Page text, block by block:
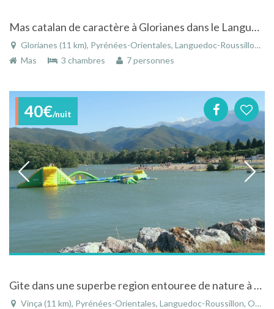
Mas catalan de caractère à Glorianes dans le Languedoc-Roussillon
Glorianes (11 km), Pyrénées-Orientales, Languedoc-Roussillon, Occitanie, France
Mas
3 chambres 7 personnes
40€/nuit
Gite dans une superbe region entouree de nature à Vinça dans les Pyrénées-Orientales - Languedoc-Roussillon
Vinça (11 km), Pyrénées-Orientales, Languedoc-Roussillon, Occitanie, France